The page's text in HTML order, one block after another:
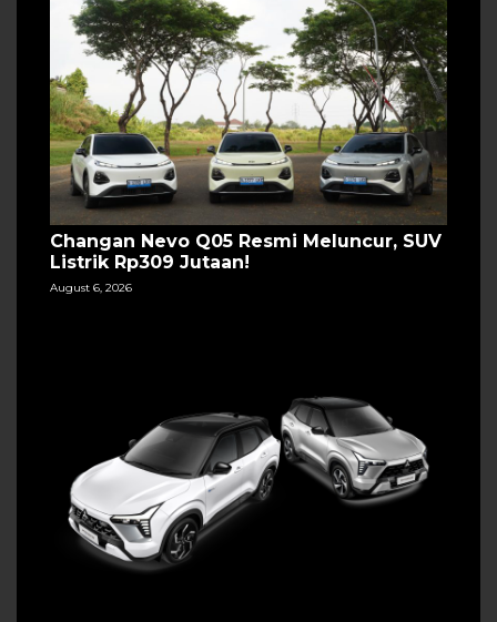
Changan Nevo Q05 Resmi Meluncur, SUV
Listrik Rp309 Jutaan!
August 6, 2026